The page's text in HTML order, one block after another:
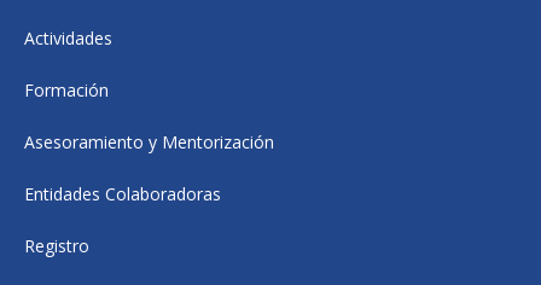
Actividades
Formación
Asesoramiento y Mentorización
Entidades Colaboradoras
Registro